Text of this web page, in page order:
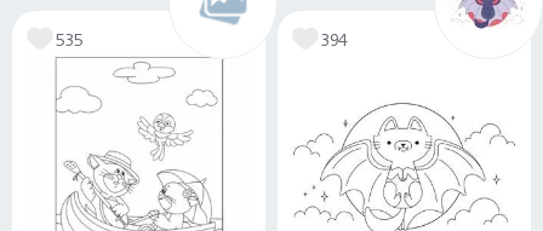
535 394